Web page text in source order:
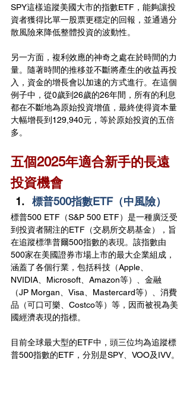
SPY這樣追蹤美國大市的指數ETF，能夠讓投
資者獲得比單一股票更穩定的回報，並通過分
散風險來降低整體投資的波動性。
另一方面，複利效應的神奇之處在於時間的力
量。隨著時間的推移並不斷將產生的收益再投
入，資金的增長會以加速的方式進行。在這個
例子中，從0歲到26歲的26年間，所有的利息
都在不斷地為原始投資增值，最終使得資本量
大幅增長到129,940元，等於原始投資的五倍
多。
五個2025年適合新手的長遠
投資機會
標普500指數ETF（中風險）
標普500 ETF（S&P 500 ETF）是一種廣泛受
到投資者關注的ETF（交易所交易基金），旨
在追蹤標準普爾500指數的表現。該指數由
500家在美國證券市場上市的最大企業組成，
涵蓋了各個行業，包括科技（Apple、
NVIDIA、Microsoft、Amazon等）、金融
（JP Morgan、Visa、Mastercard等）、消費
品（可口可樂、Costco等）等，因而被視為美
國經濟表現的指標。
目前全球最大型的ETF中，頭三位均為追蹤標
普500指數的ETF，分別是SPY、VOO及IVV。